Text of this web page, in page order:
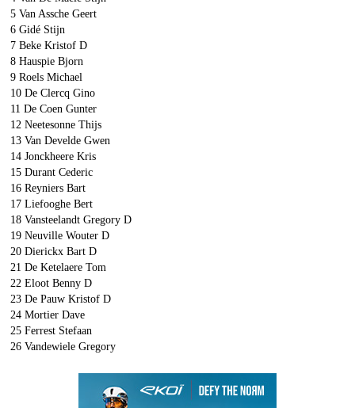
5 Van Assche Geert
6 Gidé Stijn
7 Beke Kristof D
8 Hauspie Bjorn
9 Roels Michael
10 De Clercq Gino
11 De Coen Gunter
12 Neetesonne Thijs
13 Van Develde Gwen
14 Jonckheere Kris
15 Durant Cederic
16 Reyniers Bart
17 Liefooghe Bert
18 Vansteelandt Gregory D
19 Neuville Wouter D
20 Dierickx Bart D
21 De Ketelaere Tom
22 Eloot Benny D
23 De Pauw Kristof D
24 Mortier Dave
25 Ferrest Stefaan
26 Vandewiele Gregory